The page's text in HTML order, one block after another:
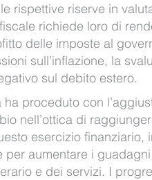
rispettive riserve in
richiede loro di
delle imposte al
sull’inflazione, la
sul debito estero.
proceduto con
nell’ottica di
esercizio finanziario,
per aumentare i
e dei servizi. I